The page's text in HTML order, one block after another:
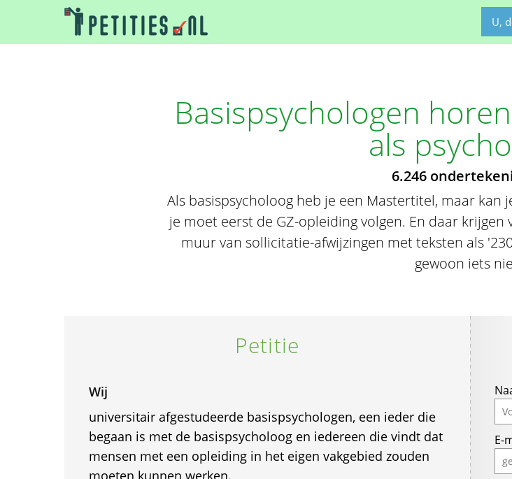
U,
Basispsychologen
als
6.246
Als basispsycholoog heb je een Mastertitel, maar kan
je moet eerst de GZ-opleiding volgen. En daar krijgen
muur van sollicitatie-afwijzingen met teksten als
gewoon iets
Petitie
Wij
universitair afgestudeerde basispsychologen, een ieder die
begaan is met de basispsycholoog en iedereen die vindt dat
mensen met een opleiding in het eigen vakgebied zouden
moeten kunnen werken.
If
you
are
a
E-